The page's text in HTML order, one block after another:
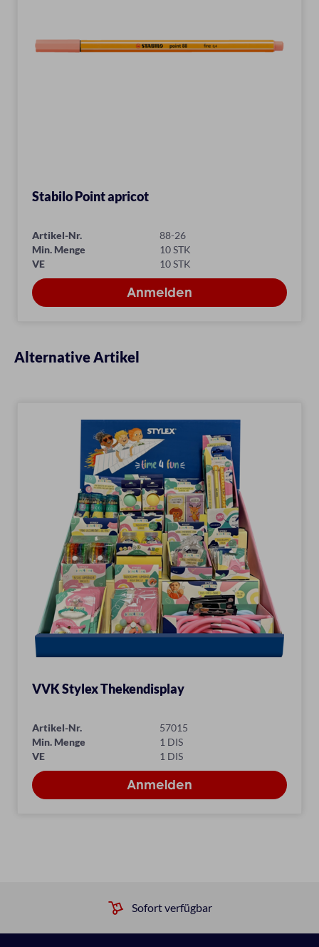
Stabilo Point apricot
Artikel-Nr.
88-26
Min. Menge
10 STK
VE
10 STK
Alternative Artikel
VVK Stylex Thekendisplay
Artikel-Nr.
57015
Min. Menge
1 DIS
VE
1 DIS
Sofort verfügbar